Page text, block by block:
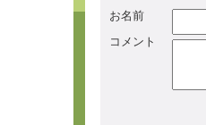
お名前
コメント